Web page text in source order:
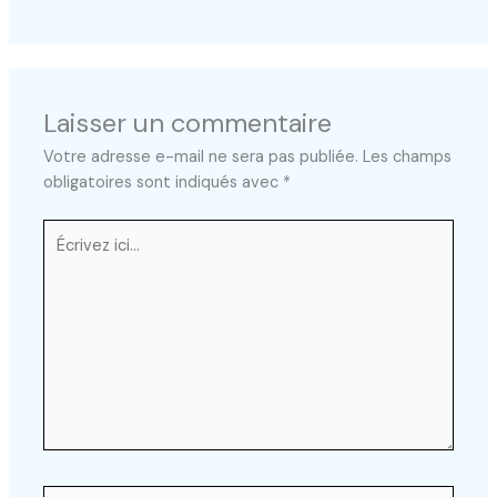
Laisser un commentaire
Votre adresse e-mail ne sera pas publiée. Les champs
obligatoires sont indiqués avec *
Écrivez
ici…